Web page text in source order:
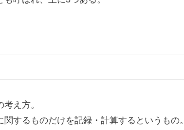
え方。
するものだけを記録・計算するというもの。